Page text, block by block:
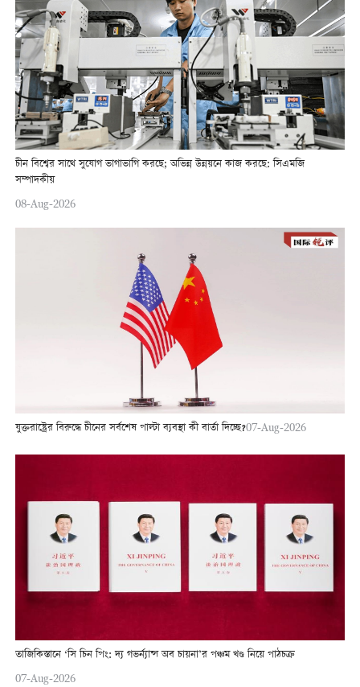
চীন বিশ্বের সাথে সুযোগ ভাগাভাগি করছে; অভিন্ন উন্নয়নে কাজ করছে: সিএমজি
সম্পাদকীয়
08-Aug-2026
যুক্তরাষ্ট্রের বিরুদ্ধে চীনের সর্বশেষ পাল্টা ব্যবস্থা কী বার্তা দিচ্ছে?07-Aug-2026
তাজিকিস্তানে ‘সি চিন পিং: দ্য গভর্ন্যান্স অব চায়না’র পঞ্চম খণ্ড নিয়ে পাঠচক্র
07-Aug-2026